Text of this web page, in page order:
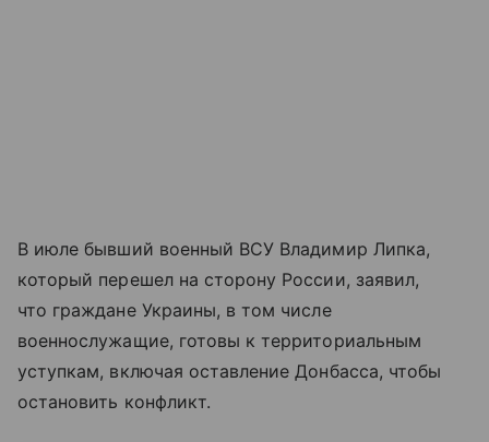
В июле бывший военный ВСУ Владимир Липка,
который перешел на сторону России, заявил,
что граждане Украины, в том числе
военнослужащие, готовы к территориальным
уступкам, включая оставление Донбасса, чтобы
остановить конфликт.